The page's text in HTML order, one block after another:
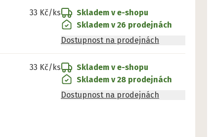
33 Kč/ks
Skladem v e-shopu
Skladem v 26 prodejnách
Dostupnost na prodejnách
33 Kč/ks
Skladem v e-shopu
Skladem v 28 prodejnách
Dostupnost na prodejnách